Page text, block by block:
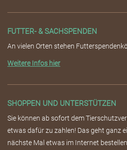
FUTTER- & SACHSPENDEN
An vielen Orten stehen
Weitere Infos hier
SHOPPEN UND UNTERSTÜTZEN
Sie können ab sofort dem
etwas dafür zu zahlen! Das geht ganz
nächste Mal etwas im Internet